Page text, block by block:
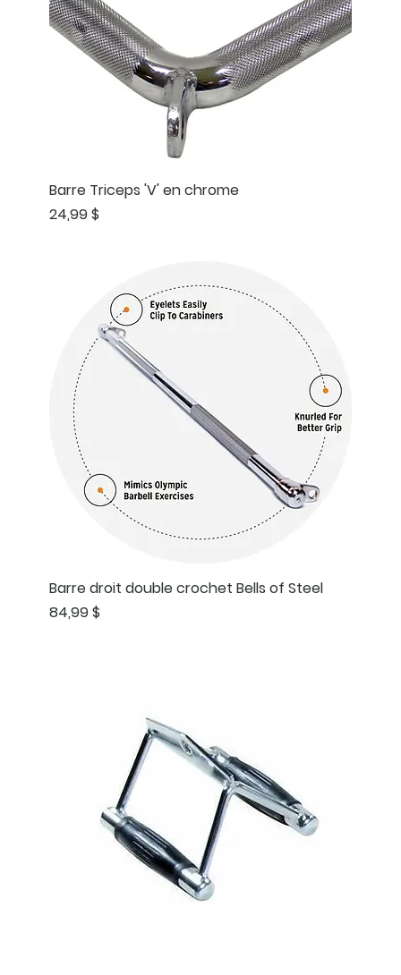
Barre Triceps 'V' en chrome
Prix
24,99 $
Barre droit double crochet Bells of Steel
Prix
84,99 $